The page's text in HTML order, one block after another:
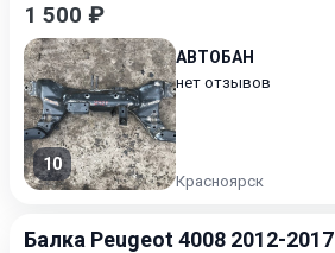
1 500 ₽
10
АВТОБАН
нет отзывов
Красноярск
Балка Peugeot 4008 2012-2017